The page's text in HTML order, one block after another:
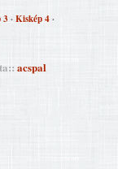
3 ·Kiskép 4·
acspal